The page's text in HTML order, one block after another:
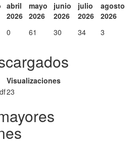
abril
2026
mayo
2026
junio
2026
julio
2026
agosto
2026
0 61 30 34 3
Visualizaciones
23